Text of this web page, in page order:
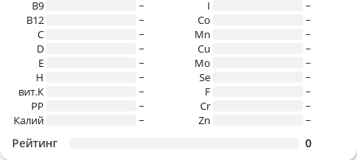
B9
~
B12
~
C
~
D
~
E
~
H
~
вит.К
~
PP
~
Калий
~
I
~
Co
~
Mn
~
Cu
~
Mo
~
Se
~
F
~
Cr
~
Zn
~
Рейтинг 0